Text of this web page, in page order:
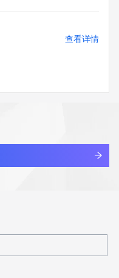
查看详情
查看详情